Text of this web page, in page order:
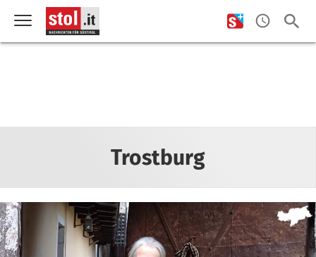
Trostburg